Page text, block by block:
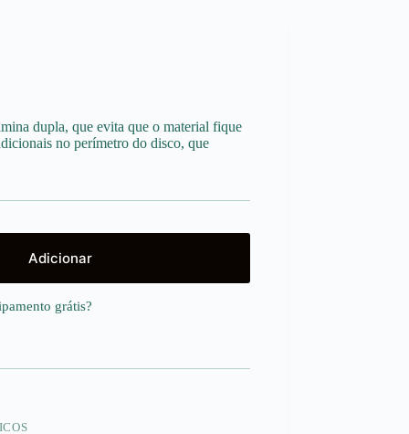
dupla, que evita que o material fique
no perímetro do disco, que
Adicionar
grátis?